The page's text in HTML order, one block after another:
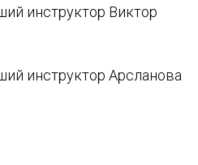
инструктор Виктор
инструктор Арсланова